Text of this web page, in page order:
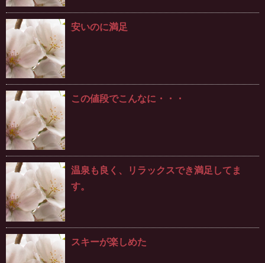
安いのに満足
この値段でこんなに・・・
温泉も良く、リラックスでき満足してま
す。
スキーが楽しめた